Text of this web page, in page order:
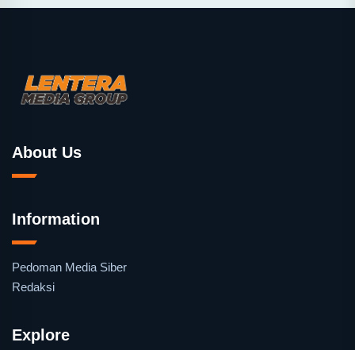
About Us
Information
Pedoman Media Siber
Redaksi
Explore